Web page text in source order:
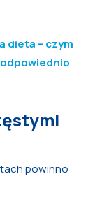
dieta – czym
powinno